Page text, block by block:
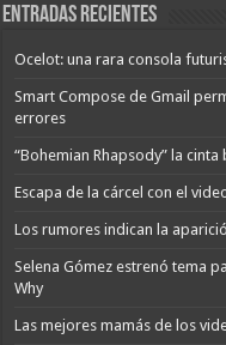
Entradas recientes
Ocelot: una rara consola
Smart Compose de Gmail
errores
“Bohemian Rhapsody” la
Escapa de la cárcel con el
Los rumores indican la
Selena Gómez estrenó tema
Why
Las mejores mamás de los